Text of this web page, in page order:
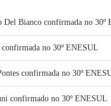
Del Bianco confirmada no 30º
no 30º ENESUL
confirmada no 30º
confirmado no 30º ENESUL